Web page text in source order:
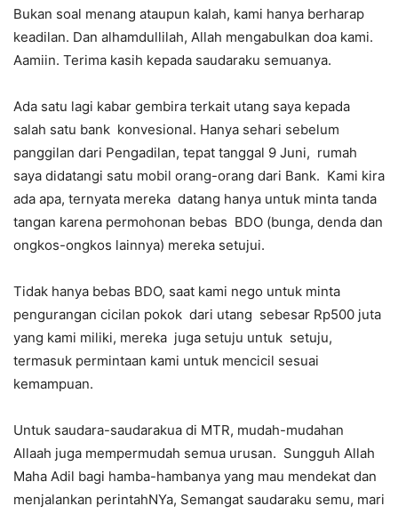
Bukan soal menang ataupun kalah, kami hanya berharap
keadilan. Dan alhamdullilah, Allah mengabulkan doa kami.
Aamiin. Terima kasih kepada saudaraku semuanya.
Ada satu lagi kabar gembira terkait utang saya kepada
salah satu bank konvesional. Hanya sehari sebelum
panggilan dari Pengadilan, tepat tanggal 9 Juni, rumah
saya didatangi satu mobil orang-orang dari Bank. Kami kira
ada apa, ternyata mereka datang hanya untuk minta tanda
tangan karena permohonan bebas BDO (bunga, denda dan
ongkos-ongkos lainnya) mereka setujui.
Tidak hanya bebas BDO, saat kami nego untuk minta
pengurangan cicilan pokok dari utang sebesar Rp500 juta
yang kami miliki, mereka juga setuju untuk setuju,
termasuk permintaan kami untuk mencicil sesuai
kemampuan.
Untuk saudara-saudarakua di MTR, mudah-mudahan
Allaah juga mempermudah semua urusan. Sungguh Allah
Maha Adil bagi hamba-hambanya yang mau mendekat dan
menjalankan perintahNYa, Semangat saudaraku semu, mari